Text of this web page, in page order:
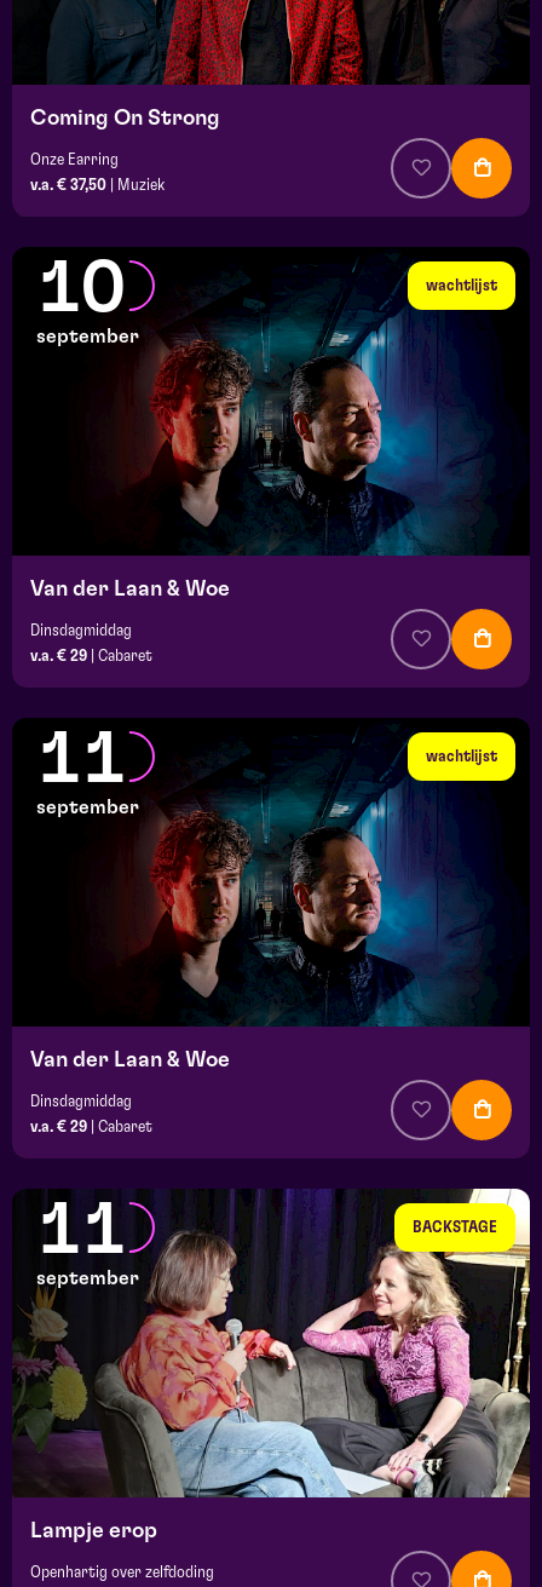
Coming On Strong
Onze Earring
v.a. € 37,50
Muziek
wachtlijst
10
september
Van der Laan & Woe
Dinsdagmiddag
v.a. € 29
Cabaret
wachtlijst
11
september
Van der Laan & Woe
Dinsdagmiddag
v.a. € 29
Cabaret
BACKSTAGE
11
september
Lampje erop
Openhartig over zelfdoding